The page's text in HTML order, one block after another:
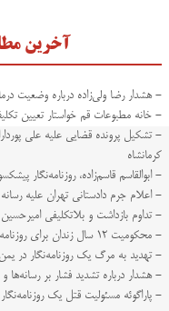
آخرین
- هشدار رضا ولی‌زاده درباره وضعیت
- خانه مطبوعات قم خواستار تعیین
- تشکیل پرونده قضایی علیه علی
کرمانشاه
- ابوالقاسم قاسم‌زاده، روزنامه‌نگار
- اعلام جرم دادستانی تهران علیه رسانه
- تداوم بازداشت و بلاتکلیفی
- محکومیت ۱۲ سال زندان برای روزنامه‌نگار روس
- تهدید به مرگ یک روزنامه‌نگار در یمن
- هشدار درباره تشدید فشار بر رسانه‌ها
- پاراگوئه مسئولیت قتل یک